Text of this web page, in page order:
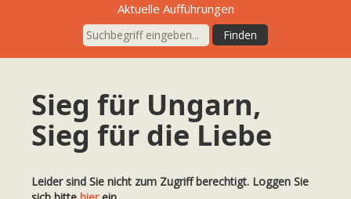
Aktuelle Aufführungen
Sieg für Ungarn,
Sieg für die Liebe
Leider sind Sie nicht zum Zugriff berechtigt. Loggen Sie